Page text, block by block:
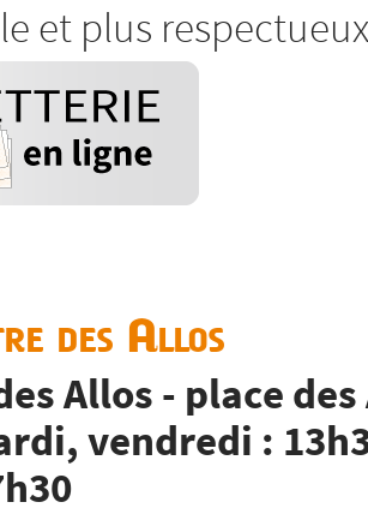
et plus
des Allos
Allos - place
vendredi :